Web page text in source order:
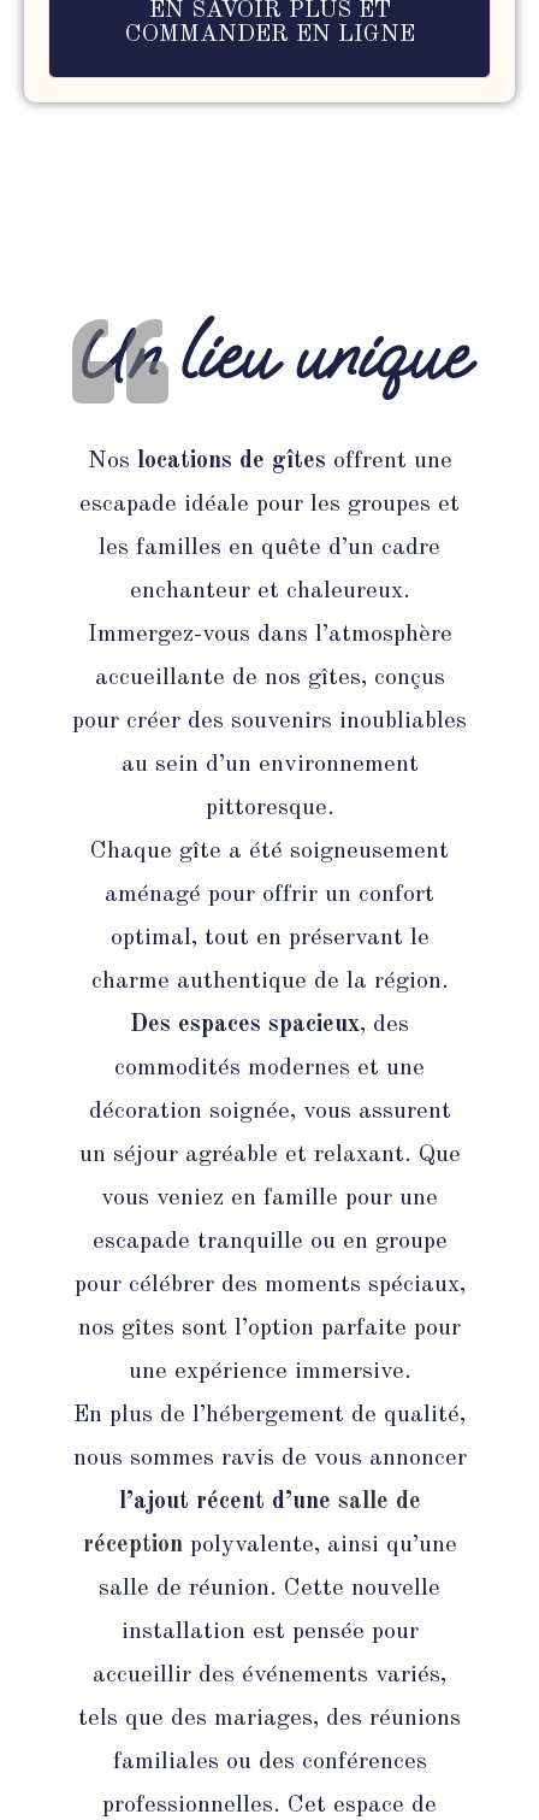
EN SAVOIR PLUS ET
COMMANDER EN LIGNE
Un lieu unique
Nos locations de gîtes offrent une
escapade idéale pour les groupes et
les familles en quête d’un cadre
enchanteur et chaleureux.
Immergez-vous dans l’atmosphère
accueillante de nos gîtes, conçus
pour créer des souvenirs inoubliables
au sein d’un environnement
pittoresque.
Chaque gîte a été soigneusement
aménagé pour offrir un confort
optimal, tout en préservant le
charme authentique de la région.
Des espaces spacieux, des
commodités modernes et une
décoration soignée, vous assurent
un séjour agréable et relaxant. Que
vous veniez en famille pour une
escapade tranquille ou en groupe
pour célébrer des moments spéciaux,
nos gîtes sont l’option parfaite pour
une expérience immersive.
En plus de l’hébergement de qualité,
nous sommes ravis de vous annoncer
l’ajout récent d’une salle de
réceptionpolyvalente, ainsi qu’une
salle de réunion. Cette nouvelle
installation est pensée pour
accueillir des événements variés,
tels que des mariages, des réunions
familiales ou des conférences
professionnelles. Cet espace de